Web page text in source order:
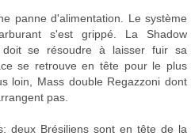
panne d'alimentation. Le système
s'est grippé. La Shadow
se résoudre à laisser fuir sa
se retrouve en tête pour le plus
loin, Mass double Regazzoni dont
pas.
deux Brésiliens sont en tête de la